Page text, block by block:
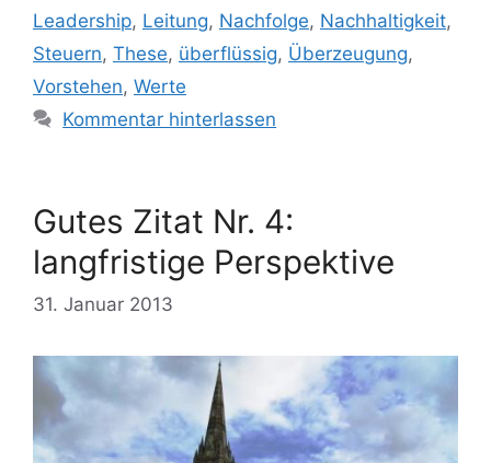
Leadership, Leitung, Nachfolge, Nachhaltigkeit,
Steuern, These, überflüssig, Überzeugung,
Vorstehen, Werte
Kommentar hinterlassen
Gutes Zitat Nr. 4:
langfristige Perspektive
31. Januar 2013